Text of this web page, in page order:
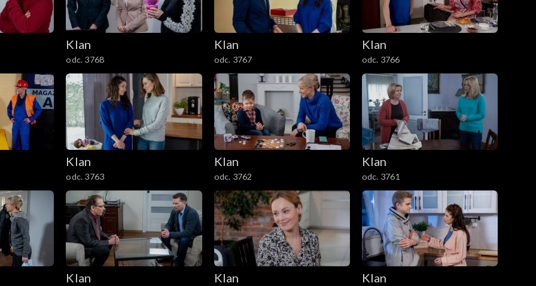
Klan
odc. 3768
Klan
odc. 3767
Klan
odc. 3766
Klan
odc. 3763
Klan
odc. 3762
Klan
odc. 3761
Klan Klan Klan